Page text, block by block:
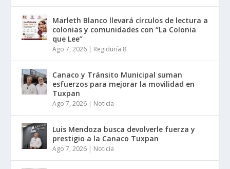
Marleth Blanco llevará círculos de lectura a
colonias y comunidades con “La Colonia
que Lee”
Ago 7, 2026 | Regiduría 8
Canaco y Tránsito Municipal suman
esfuerzos para mejorar la movilidad en
Tuxpan
Ago 7, 2026 | Noticia
Luis Mendoza busca devolverle fuerza y
prestigio a la Canaco Tuxpan
Ago 7, 2026 | Noticia